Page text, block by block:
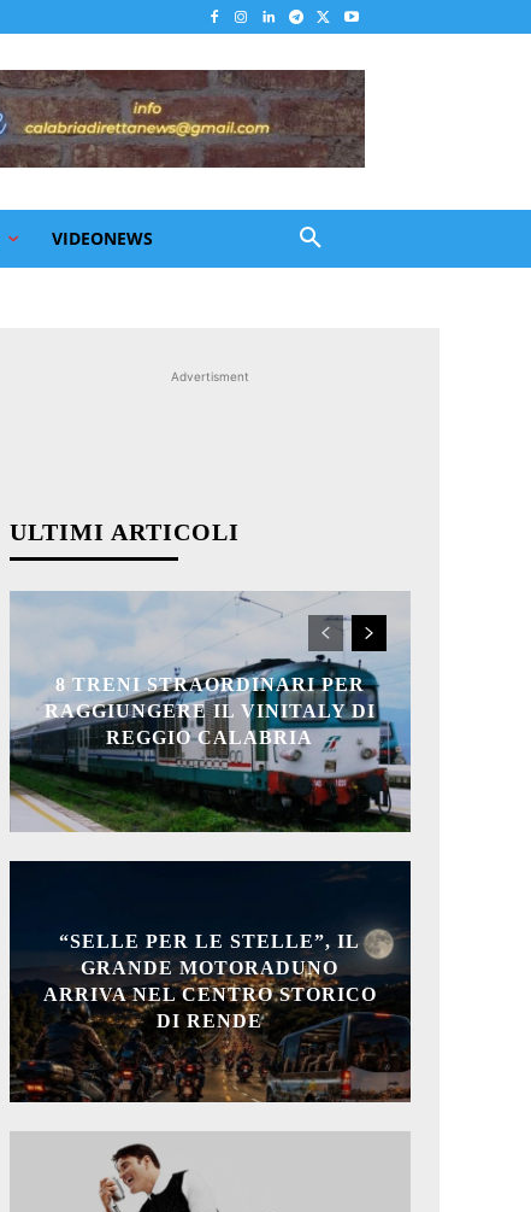
VIDEONEWS
Advertisment
ULTIMI ARTICOLI
8 TRENI STRAORDINARI PER
RAGGIUNGERE IL VINITALY DI
REGGIO CALABRIA
“SELLE PER LE STELLE”, IL
GRANDE MOTORADUNO
ARRIVA NEL CENTRO STORICO
DI RENDE